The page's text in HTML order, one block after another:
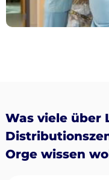
Was viele über
Orge wissen